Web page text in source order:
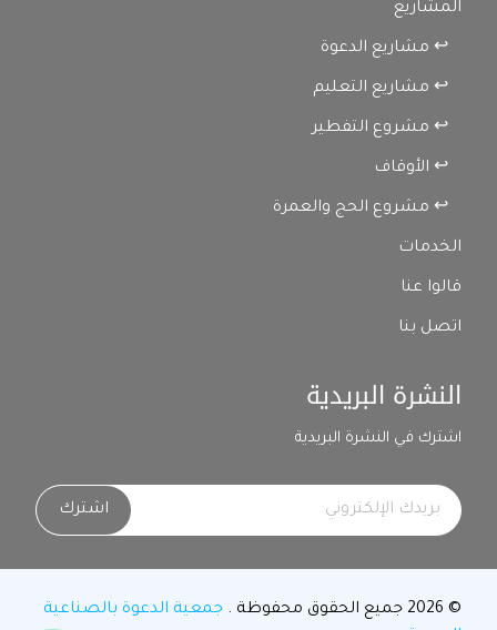
المشاريع
↩ مشاريع الدعوة
↩ مشاريع التعليم
↩ مشروع التفطير
↩ الأوقاف
↩ مشروع الحج والعمرة
الخدمات
قالوا عنا
اتصل بنا
النشرة البريدية
اشترك في النشرة البريدية
اشترك
© 2026 جميع الحقوق محفوظة .
جمعية الدعوة بالصناعية